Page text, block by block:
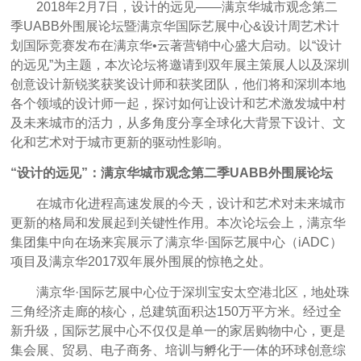
2018年2月7日，设计的远见——满京华城市观念第二
季UABB外围展论坛暨满京华国际艺展中心&设计周艺术计
划国际竞赛发布在满京华•云著营销中心盛大启动。以“设计
的远见”为主题，本次论坛将邀请到双年展主策展人以及深圳
创意设计新锐奖获奖设计师和获奖团队，他们将和深圳本地
各个领域的设计师一起，探讨如何让设计和艺术激发城中村
及未来城市的活力，从多角度分享全球化大背景下设计、文
化和艺术对于城市更新的驱动性影响。
“设计的远见”：满京华城市观念第二季UABB外围展论坛
在城市化进程高速发展的今天，设计和艺术对未来城市
更新的格局和发展起到关键性作用。本次论坛会上，满京华
集团集中向在场来宾展示了满京华·国际艺展中心（iADC）
项目及满京华2017双年展外围展的惊艳之处。
满京华·国际艺展中心位于深圳宝安太空港北区，地处珠
三角经济走廊的核心，总建筑面积达150万平方米。经过全
新升级，国际艺展中心不仅仅是单一的家居购物中心，更是
集会展、贸易、电子商务、培训与孵化于一体的环球创意综